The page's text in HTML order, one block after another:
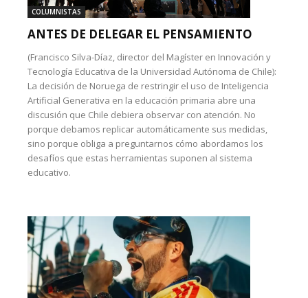
COLUMNISTAS
ANTES DE DELEGAR EL PENSAMIENTO
(Francisco Silva-Díaz, director del Magíster en Innovación y
Tecnología Educativa de la Universidad Autónoma de Chile):
La decisión de Noruega de restringir el uso de Inteligencia
Artificial Generativa en la educación primaria abre una
discusión que Chile debiera observar con atención. No
porque debamos replicar automáticamente sus medidas,
sino porque obliga a preguntarnos cómo abordamos los
desafíos que estas herramientas suponen al sistema
educativo.